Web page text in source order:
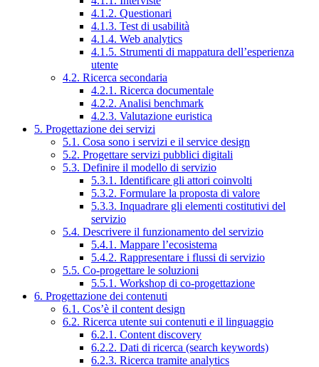
4.1.2. Questionari
4.1.3. Test di usabilità
4.1.4. Web analytics
4.1.5. Strumenti di mappatura dell’esperienza
utente
4.2. Ricerca secondaria
4.2.1. Ricerca documentale
4.2.2. Analisi benchmark
4.2.3. Valutazione euristica
5. Progettazione dei servizi
5.1. Cosa sono i servizi e il service design
5.2. Progettare servizi pubblici digitali
5.3. Definire il modello di servizio
5.3.1. Identificare gli attori coinvolti
5.3.2. Formulare la proposta di valore
5.3.3. Inquadrare gli elementi costitutivi del
servizio
5.4. Descrivere il funzionamento del servizio
5.4.1. Mappare l’ecosistema
5.4.2. Rappresentare i flussi di servizio
5.5. Co-progettare le soluzioni
5.5.1. Workshop di co-progettazione
6. Progettazione dei contenuti
6.1. Cos’è il content design
6.2. Ricerca utente sui contenuti e il linguaggio
6.2.1. Content discovery
6.2.2. Dati di ricerca (search keywords)
6.2.3. Ricerca tramite analytics